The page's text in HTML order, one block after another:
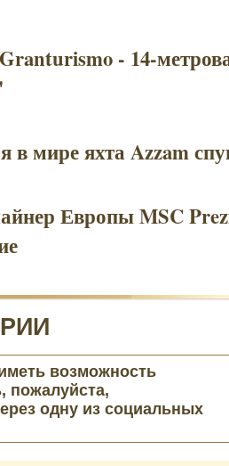
- 14-
в мире яхта Azzam
Европы MSC
возможность
пожалуйста,
одну из социальных